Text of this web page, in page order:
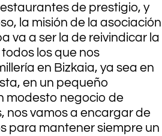
de prestigio, y
la misión de la asociación
va a ser la de reivindicar la
los que nos
en Bizkaia, ya sea en
en un pequeño
modesto negocio de
nos vamos a encargar de
para mantener siempre un